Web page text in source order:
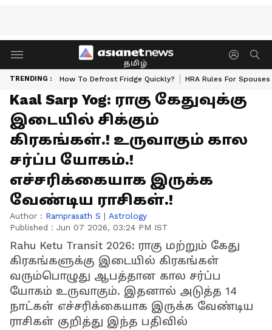
தமிழ்
TRENDING : How To Defrost Fridge Quickly? HRA Rules For Spouses
Kaal Sarp Yog: ராகு கேதுவுக்கு
இடையில் சிக்கும்
கிரகங்கள்.! உருவாகும் கால
சர்ப்ப யோகம்.!
எச்சரிக்கையாக இருக்க
வேண்டிய ராசிகள்.!
Author : Ramprasath S | Astrology
Published : Jun 07 2026, 03:24 PM IST
Rahu Ketu Transit 2026: ராகு மற்றும் கேது
கிரகங்களுக்கு இடையில் கிரகங்கள்
வரும்பொழுது ஆபத்தான கால சர்ப்ப
யோகம் உருவாகும். இதனால் அடுத்த 14
நாட்கள் எச்சரிக்கையாக இருக்க வேண்டிய
ராசிகள் குறித்து இந்த பதிவில்